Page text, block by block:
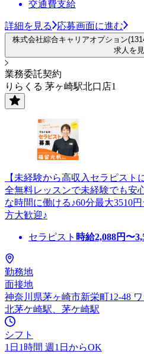
交通費支給
詳細を見る 応募画面に進む
株式会社綜合キャリアオプション
求人を
業務委託契約
りらくる 茅ヶ崎駅北口店1
【未経験から高収入セラピス
全無料レッスンで未経験でも安
な時間に働ける♪60分最大3510
方大歓迎♪
セラピスト 時給2,088円〜
勤務地
面接地
神奈川県茅ヶ崎市新栄町12-48
北茅ケ崎駅、茅ケ崎駅
シフト
1日1時間 週1日からOK